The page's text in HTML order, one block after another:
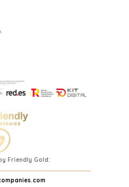
Friendly Gold: